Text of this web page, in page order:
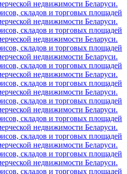
недвижимости Беларуси.
складов и торговых площадей
недвижимости Беларуси.
складов и торговых площадей
недвижимости Беларуси.
складов и торговых площадей
недвижимости Беларуси.
складов и торговых площадей
недвижимости Беларуси.
складов и торговых площадей
недвижимости Беларуси.
складов и торговых площадей
недвижимости Беларуси.
складов и торговых площадей
недвижимости Беларуси.
складов и торговых площадей
недвижимости Беларуси.
складов и торговых площадей
недвижимости Беларуси.
складов и торговых площадей